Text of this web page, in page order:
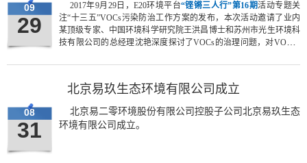
09
29
2017年9月29日，E20环境平台“铿锵三人行”第16期活动专题关
注“十三五”VOCs污染防治工作方案的发布，本次活动邀请了业内
某顶级专家、中国环境科学研究院王洪昌博士和苏州市光生环境科
技有限公司的总经理沈艳深度探讨了VOCs的治理问题，对VOC监
进行了探讨。
北京易玖生态环境有限公司成立
08
31
北京易二零环境股份有限公司控股子公司北京易玖生态
环境有限公司成立。